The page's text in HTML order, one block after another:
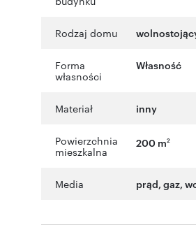
Rodzaj domu
Forma
własności
Własność
Materiał inny
Powierzchnia
mieszkalna
200 m2
Media prąd, gaz,